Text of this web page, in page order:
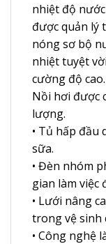
nhiệt độ
được quản lý
nóng sơ bộ
nhiệt tuyệt
cường độ cao.
Nồi hơi được
lượng.
• Tủ hấp đầu
sữa.
• Đèn nhóm
gian làm việc
• Lưới nâng
trong vệ sinh
• Công nghệ